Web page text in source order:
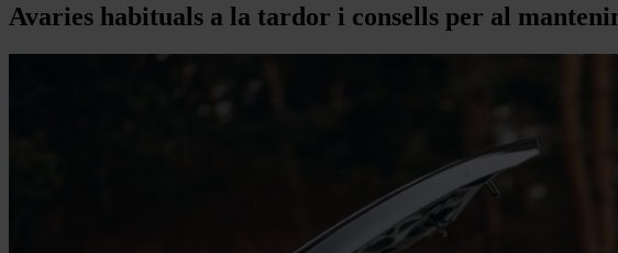
Avaries habituals a la tardor i consells per al